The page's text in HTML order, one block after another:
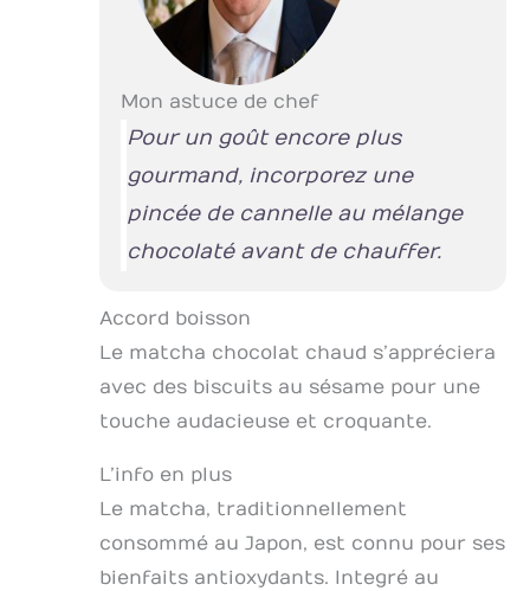
Mon astuce de chef
Pour un goût encore plus
gourmand, incorporez une
pincée de cannelle au mélange
chocolaté avant de chauffer.
Accord boisson
Le matcha chocolat chaud s’appréciera
avec des biscuits au sésame pour une
touche audacieuse et croquante.
L’info en plus
Le matcha, traditionnellement
consommé au Japon, est connu pour ses
bienfaits antioxydants. Integré au